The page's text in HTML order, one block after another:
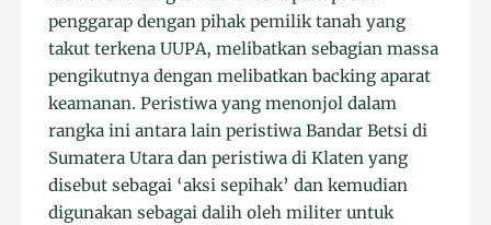
penggarap dengan pihak pemilik tanah yang
takut terkena UUPA, melibatkan sebagian massa
pengikutnya dengan melibatkan backing aparat
keamanan. Peristiwa yang menonjol dalam
rangka ini antara lain peristiwa Bandar Betsi di
Sumatera Utara dan peristiwa di Klaten yang
disebut sebagai ‘aksi sepihak’ dan kemudian
digunakan sebagai dalih oleh militer untuk